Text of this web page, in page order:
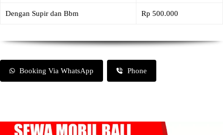
Dengan Supir dan Bbm Rp 500.000
Booking Via WhatsApp Phone